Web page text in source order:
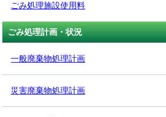
ごみ処理施設使用料
ごみ処理計画・状況
一般廃棄物処理計画
災害廃棄物処理計画